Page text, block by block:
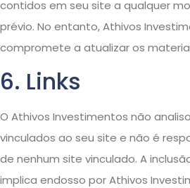
contidos em seu site a qualquer
prévio. No entanto, Athivos
compromete a atualizar os
6. Links
O Athivos Investimentos não
vinculados ao seu site e não é
de nenhum site vinculado. A
implica endosso por Athivos